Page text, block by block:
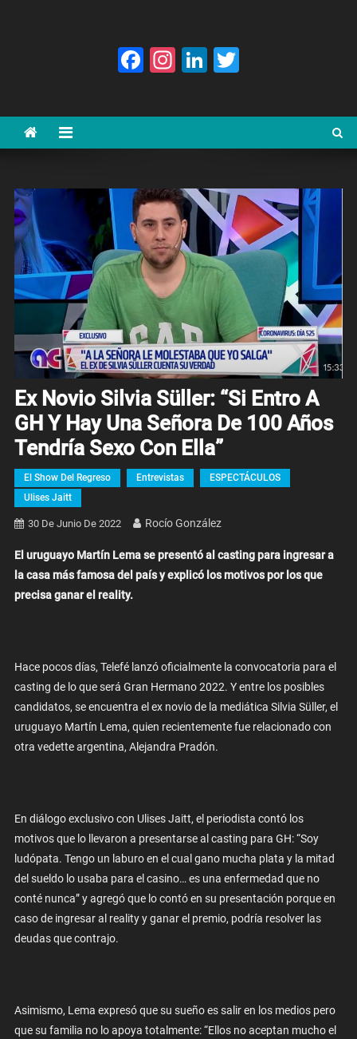
Facebook
Instagram
LinkedIn
Ex Novio Silvia Süller: “Si Entro A
GH Y Hay Una Señora De 100 Años
Tendría Sexo Con Ella”
El Show Del Regreso Entrevistas
ESPECTÁCULOS
Ulises Jaitt
30 De Junio De 2022 Rocío González
El uruguayo Martín Lema se presentó al casting para ingresar a
la casa más famosa del país y explicó los motivos por los que
precisa ganar el reality.
Hace pocos días, Telefé lanzó oficialmente la convocatoria para el
casting de lo que será Gran Hermano 2022. Y entre los posibles
candidatos, se encuentra el ex novio de la mediática Silvia Süller, el
uruguayo Martín Lema, quien recientemente fue relacionado con
otra vedette argentina, Alejandra Pradón.
En diálogo exclusivo con Ulises Jaitt, el periodista contó los
motivos que lo llevaron a presentarse al casting para GH: “Soy
ludópata. Tengo un laburo en el cual gano mucha plata y la mitad
del sueldo lo usaba para el casino… es una enfermedad que no
conté nunca” y agregó que lo contó en su presentación porque en
caso de ingresar al reality y ganar el premio, podría resolver las
deudas que contrajo.
Asimismo, Lema expresó que su sueño es salir en los medios pero
que su familia no lo apoya totalmente: “Ellos no aceptan mucho el